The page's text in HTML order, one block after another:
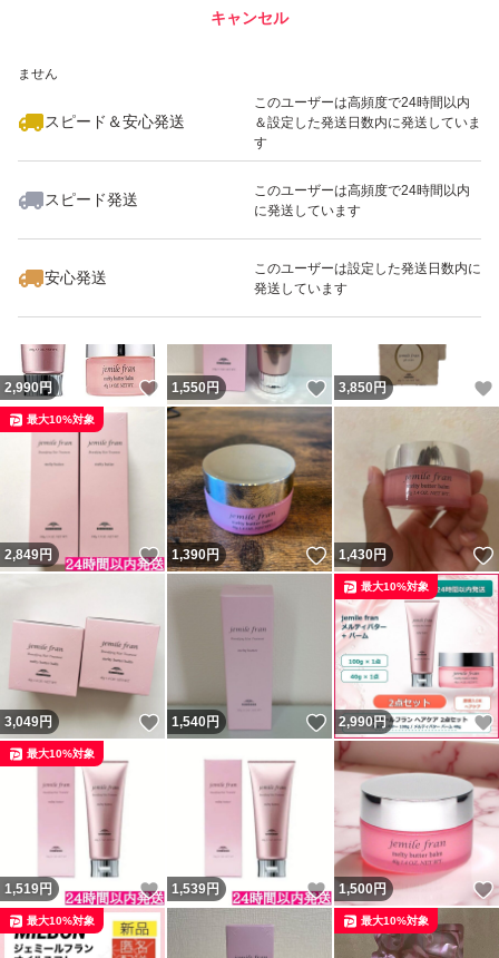
ません
スピード＆安心発送
このユーザーは高頻度で24時間以内
＆設定した発送日数内に発送していま
す
スピード発送
このユーザーは高頻度で24時間以内
に発送しています
安心発送
このユーザーは設定した発送日数内に
発送しています
キャンセル
いいね！
2,990
2,990円 いいね！
1,550円 いいね！
3,850 円
2,849円 いいね！
最大10%対象
1,390円 いいね！
1,430円
3,049円 いいね！
1,540円 いいね！
2,990円
最大10%対象
1,519円 いいね！
最大10%対象
1,539円 いいね！
1,500円
最大10%対象 最大10%対象